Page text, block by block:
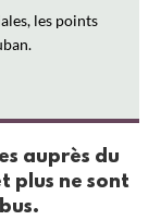
les points
auprès du
plus ne sont